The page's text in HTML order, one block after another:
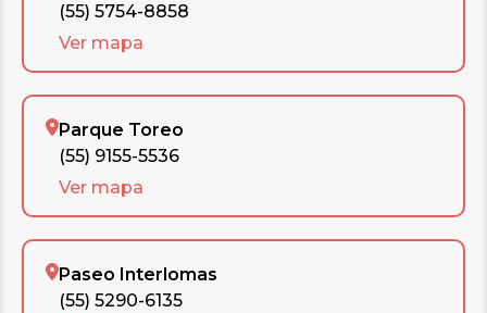
(55) 5754-8858
Ver mapa
Parque Toreo
(55) 9155-5536
Ver mapa
Paseo Interlomas
(55) 5290-6135